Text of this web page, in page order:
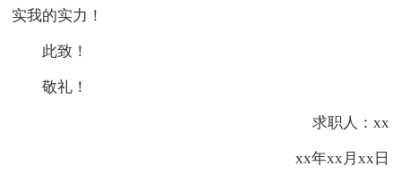
实我的实力！
此致！
敬礼！
求职人：xx
xx年xx月xx日